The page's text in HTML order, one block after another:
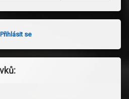
Přihlásit se